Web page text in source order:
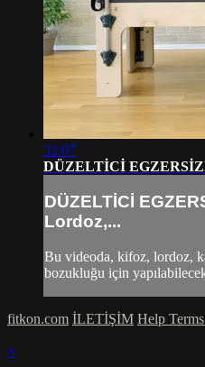
32:07
DÜZELTİCİ
DÜZELTİCİ
Lordoz,...
Bu videoda, kifoz, lordoz,
bozukluğu için
fitkon.com İLETİŞİM Help Terms
×